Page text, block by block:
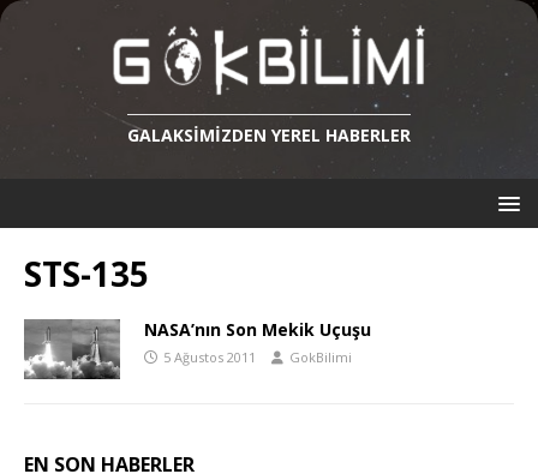
GALAKSIMIZDEN YEREL HABERLER
STS-135
NASA’nın Son Mekik Uçuşu
5 Ağustos 2011 GokBilimi
EN SON HABERLER